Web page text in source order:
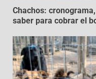
Chachos:
saber para cobrar el